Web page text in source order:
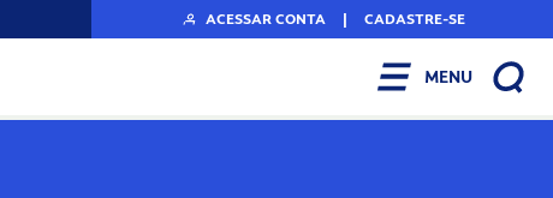
ACESSAR CONTA | CADASTRE-SE
MENU